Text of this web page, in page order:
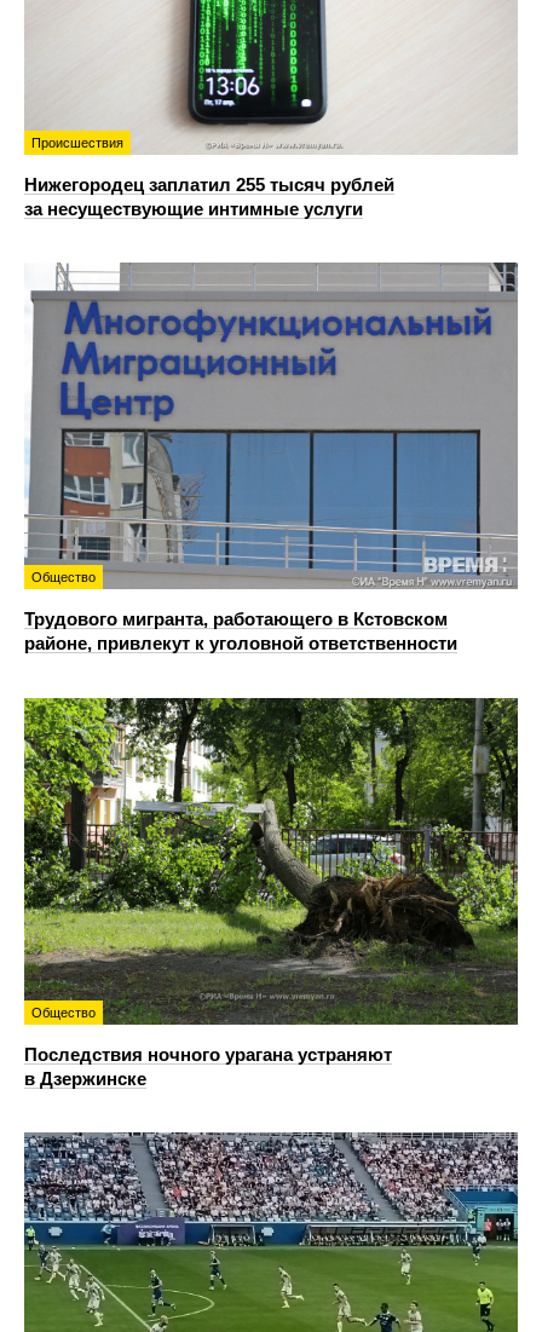
Происшествия
Нижегородец заплатил 255 тысяч рублей
за несуществующие интимные услуги
Общество
Трудового мигранта, работающего в Кстовском
районе, привлекут к уголовной ответственности
Общество
Последствия ночного урагана устраняют
в Дзержинске